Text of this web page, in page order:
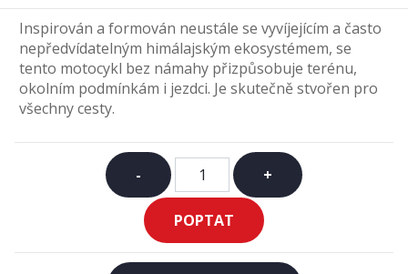
Inspirován a formován neustále se vyvíjejícím a často
nepředvídatelným himálajským ekosystémem, se
tento motocykl bez námahy přizpůsobuje terénu,
okolním podmínkám i jezdci. Je skutečně stvořen pro
všechny cesty.
- +
POPTAT